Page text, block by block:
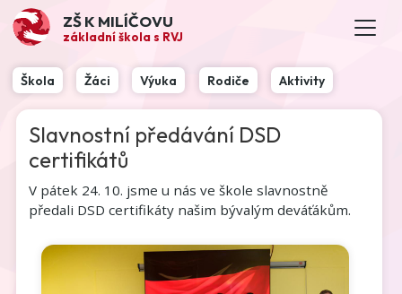
ZŠ K MILÍČOVU
základní škola s RVJ
Škola Žáci Výuka Rodiče Aktivity
Slavnostní předávání DSD
certifikátů
V pátek 24. 10. jsme u nás ve škole slavnostně
předali DSD certifikáty našim bývalým deváťákům.